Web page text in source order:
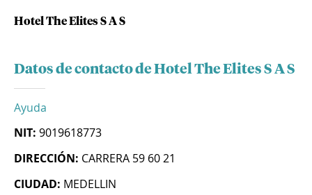
Hotel The Elites S A S
Datos de contacto de Hotel The Elites S A S
Ayuda
NIT: 9019618773
DIRECCIÓN: CARRERA 59 60 21
CIUDAD: MEDELLIN